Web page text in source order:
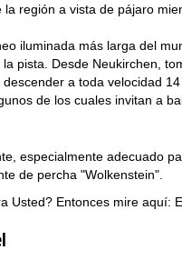
región a vista de pájaro
iluminada más larga del
pista. Desde Neukirchen,
a toda velocidad
de los cuales invitan a
especialmente adecuado
de percha "Wolkenstein".
Usted? Entonces mire aquí: